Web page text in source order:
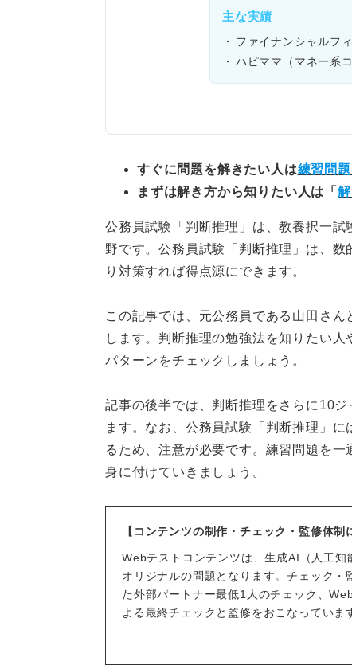
主な実績
ファイナンシャルフ
ハピママ（マネー系
すぐに問題を解きたい人は練習問
まずは解き方から知りたい人は「
公務員試験「判断推理」は、教養択一
野です。公務員試験「判断推理」は、
り対策すれば得点源にできます。
この記事では、元公務員である山田さ
します。判断推理の勉強法を知りたい
パターンをチェックしましょう。
記事の後半では、判断推理をさらに10
ます。なお、公務員試験「判断推理」
るため、注意が必要です。練習問題を
身に付けていきましょう。
【コンテンツの制作・チェック・監修体制
Webテストコンテンツは、生成AI（人工
オリジナルの問題となります。チェック
た外部パートナー最低1人のチェック、
よる最終チェックと監修をおこなっていま